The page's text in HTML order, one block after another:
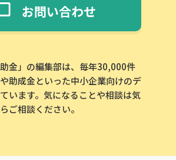
お問い合わせ
助金」の編集部は、毎年30,000件
助成金といった中小企業向けのデ
います。気になることや相談は気
ご相談ください。